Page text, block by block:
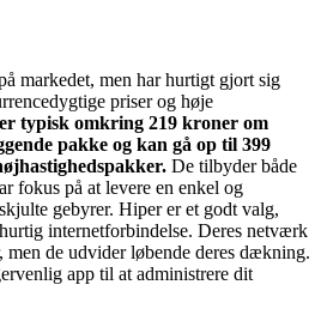
markedet, men har hurtigt gjort sig
priser og høje
typisk omkring 219 kroner om
pakke og kan gå op til 399
De tilbyder både
fokus på at levere en enkel og
gebyrer. Hiper er et godt valg,
internetforbindelse. Deres netværk
de udvider løbende deres dækning.
app til at administrere dit